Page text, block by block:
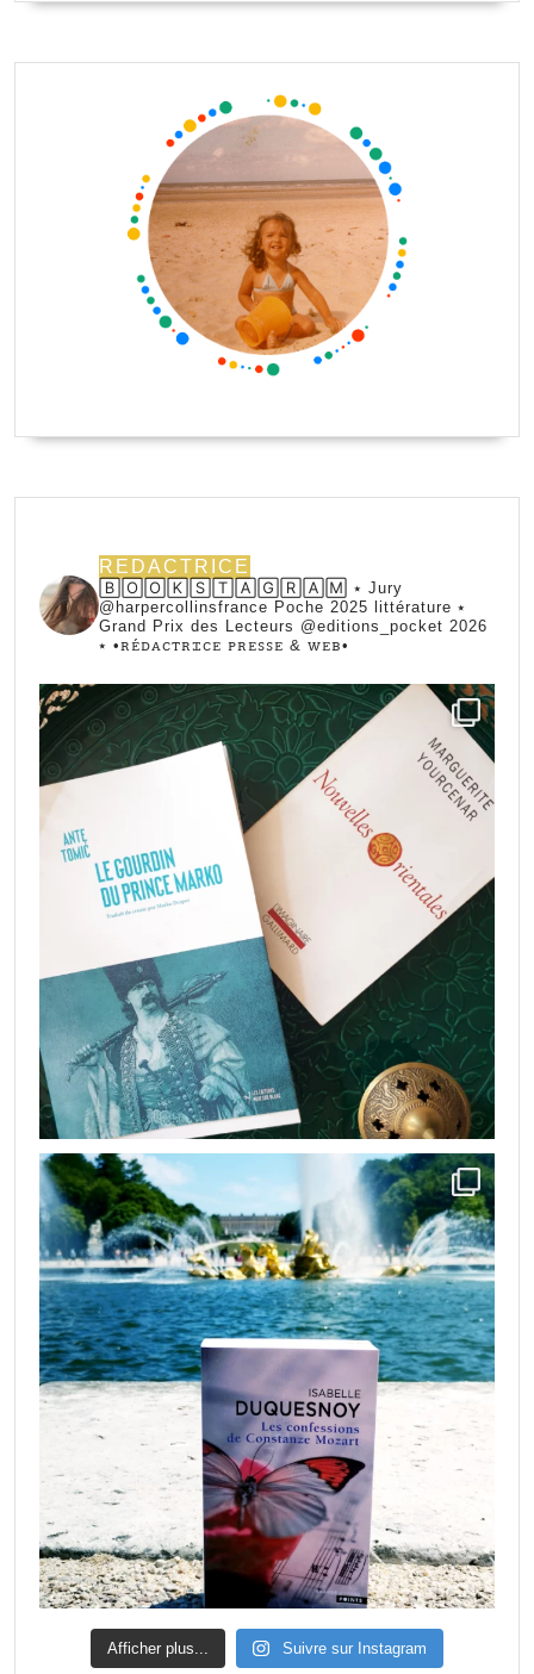
REDACTRICE
🄱🄾🄾🄺🅂🅃🄰🄶🅁🄰🄼 ⭑ Jury
@harpercollinsfrance Poche 2025 littérature ⭑
Grand Prix des Lecteurs @editions_pocket 2026
⭑ •ꭱꭼ́ꭰꭺꮯꭲꭱꮖꮯꭼ ꮲꭱꭼꮪꮪꭼ & ꮃꭼᏼ•
Afficher plus... Suivre sur Instagram